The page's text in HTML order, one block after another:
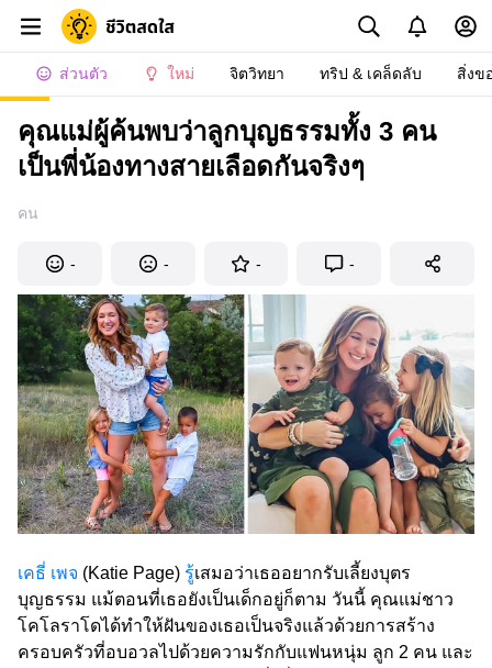
ส่วนตัว ใหม่ จิตวิทยา ทริป & เคล็ดลับ สิ่งข
คุณแม่ผู้ค้นพบว่าลูกบุญธรรมทั้ง 3 คน
เป็นพี่น้องทางสายเลือดกันจริงๆ
คน
- - - -
เคธี่ เพจ (Katie Page) รู้เสมอว่าเธออยากรับเลี้ยงบุตร
บุญธรรม แม้ตอนที่เธอยังเป็นเด็กอยู่ก็ตาม วันนี้ คุณแม่ชาว
โคโลราโดได้ทำให้ฝันของเธอเป็นจริงแล้วด้วยการสร้าง
ครอบครัวที่อบอวลไปด้วยความรักกับแฟนหนุ่ม ลูก 2 คน และ